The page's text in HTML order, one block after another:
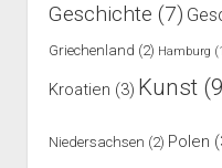
Geschichte (7)
Griechenland (2) Hamburg
Kroatien (3) Kunst
Niedersachsen (2) Polen